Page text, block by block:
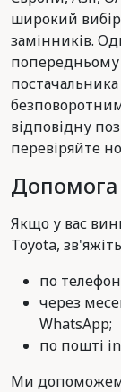
широкий вибір
замінників.
попередньому
відповідну
перевіряйте
Допомога
Якщо у вас
Toyota,
по
через
WhatsApp;
по пошті
Ми